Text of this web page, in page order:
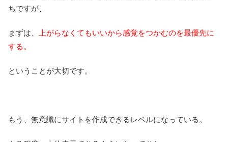
ちですが、
まずは、
上がらなくてもいいから感覚をつかむのを最優先に
する。
ということが大切です。
もう、無意識にサイトを作成できるレベルになっている。